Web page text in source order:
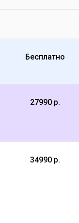
Бесплатно
27990 р.
34990 р.